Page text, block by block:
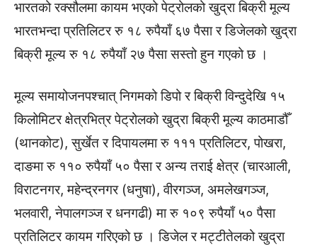
भारतको रक्सौलमा कायम भएको पेट्रोलको खुद्रा बिक्री मूल्य
भारतभन्दा प्रतिलिटर रु १८ रुपैयाँ ६७ पैसा र डिजेलको खुद्रा
बिक्री मूल्य रु १८ रुपैयाँ २७ पैसा सस्तो हुन गएको छ ।
मूल्य समायोजनपश्चात् निगमको डिपो र बिक्री विन्दुदेखि १५
किलोमिटर क्षेत्रभित्र पेट्रोलको खुद्रा बिक्री मूल्य काठमाडौँ
(थानकोट), सुर्खेत र दिपायलमा रु १११ प्रतिलिटर, पोखरा,
दाङमा रु ११० रुपैयाँ ५० पैसा र अन्य तराई क्षेत्र (चारआली,
विराटनगर, महेन्द्रनगर (धनुषा), वीरगञ्ज, अमलेखगञ्ज,
भलवारी, नेपालगञ्ज र धनगढी) मा रु १०९ रुपैयाँ ५० पैसा
प्रतिलिटर कायम गरिएको छ । डिजेल र मट्टीतेलको खुद्रा